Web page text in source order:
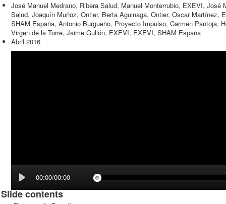
José Manuel Medrano, Ribera Salud, Manuel Monterrubio, EXEVI, José
Salud, Joaquín Muñoz, Ontier, Berta Aguinaga, Ontier, Oscar Martínez,
SHAM España, Antonio Burgueño, Proyecto Impulso, Carmen Pantoja,
Virgen de la Torre, Jaime Gullón, EXEVI, EXEVI, SHAM España
Abril 2016
00:00/00:00
Slide contents